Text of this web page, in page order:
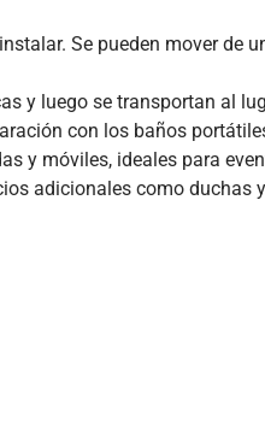
Se pueden mover de
y luego se transportan al
con los baños
y móviles, ideales para
adicionales como duchas y